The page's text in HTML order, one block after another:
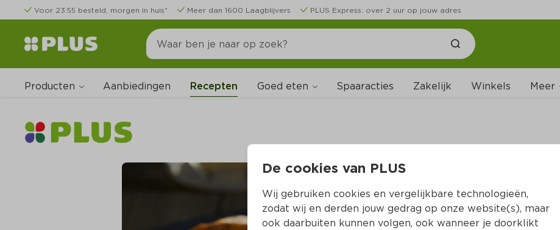
Voor 23:55 besteld, morgen in huis* Meer dan 1600 Laagblijvers PLUS Express: over 2 uur op jouw adres
Producten Aanbiedingen Recepten Goed eten Spaaracties Zakelijk Winkels Meer
De cookies van PLUS
Wij gebruiken cookies en vergelijkbare technologieën,
zodat wij en derden jouw gedrag op onze website(s), maar
ook daarbuiten kunnen volgen, ook wanneer je doorklikt